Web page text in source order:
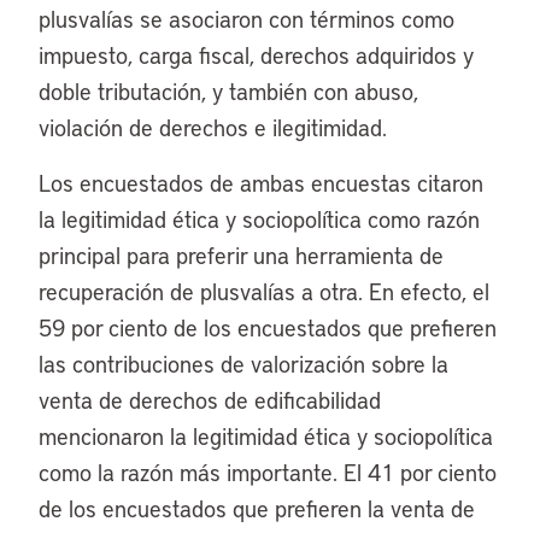
plusvalías se asociaron con términos como
impuesto, carga fiscal, derechos adquiridos y
doble tributación, y también con abuso,
violación de derechos e ilegitimidad.
Los encuestados de ambas encuestas citaron
la legitimidad ética y sociopolítica como razón
principal para preferir una herramienta de
recuperación de plusvalías a otra. En efecto, el
59 por ciento de los encuestados que prefieren
las contribuciones de valorización sobre la
venta de derechos de edificabilidad
mencionaron la legitimidad ética y sociopolítica
como la razón más importante. El 41 por ciento
de los encuestados que prefieren la venta de